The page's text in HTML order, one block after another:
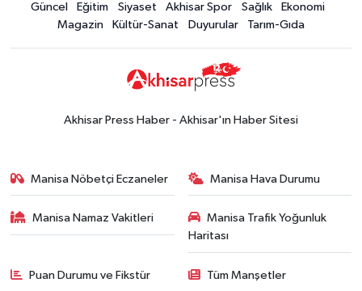
19:00Kadın ve Çocuk Giyimde Yeni
Dönem: Minik Terzi’den Anne-
Çocuk Stilini Tamamlayan
Koleksiyonlar
Güncel
18:57Akhisar'da Atatürk
Duyurular
ilgilendiriyor! Cuma günü elektrik
Güncel Eğitim Siyaset Akhisar Spor Sağlık
Ekonomi
Magazin
Kültür-Sanat Duyurular Tarım-Gıda
Akhisar Press Haber - Akhisar'ın Haber Sitesi
Manisa Nöbetçi Eczaneler Manisa Hava Durumu
Manisa Namaz Vakitleri
Manisa Trafik Yoğunluk
Haritası
Puan Durumu ve Fikstür Tüm Manşetler